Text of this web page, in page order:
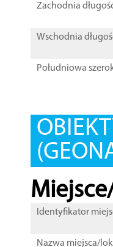
Zachodnia
Wschodnia
Południowa
Identyfikator
Nazwa miejsca/